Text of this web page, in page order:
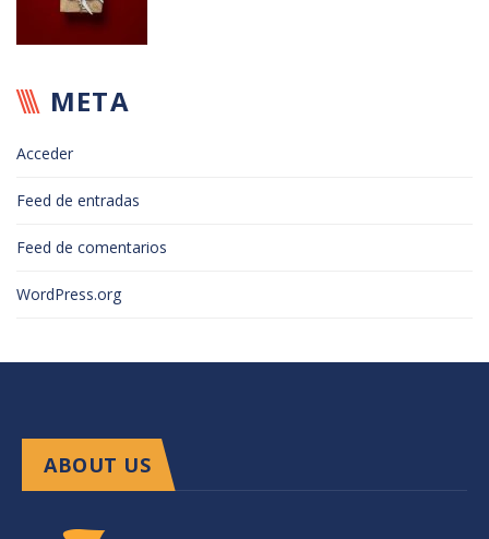
META
Acceder
Feed de entradas
Feed de comentarios
WordPress.org
ABOUT US